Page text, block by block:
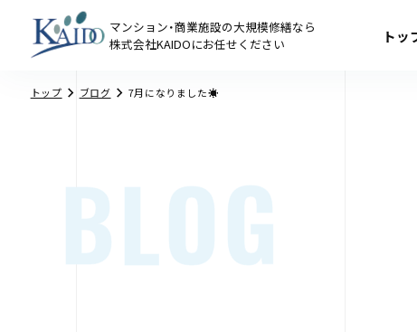
マンション・商業施設の大規模修繕なら
株式会社KAIDOにお任せください
トッ
トップ ブログ 7月になりました☀
BLOG